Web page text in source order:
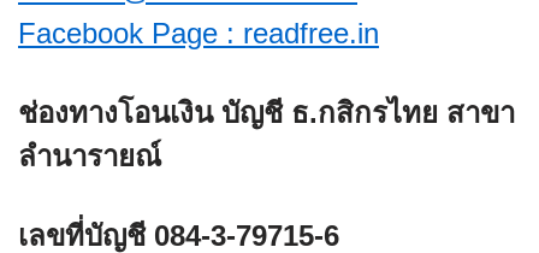
Facebook Page : readfree.in
ช่องทางโอนเงิน บัญชี ธ.กสิกรไทย สาขา
ลำนารายณ์
เลขที่บัญชี 084-3-79715-6